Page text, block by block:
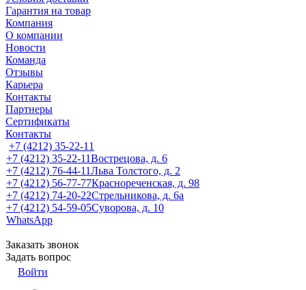
Гарантия на товар
Компания
О компании
Новости
Команда
Отзывы
Карьера
Контакты
Партнеры
Сертификаты
Контакты
+7 (4212) 35-22-11
+7 (4212) 35-22-11Вострецова, д. 6
+7 (4212) 76-44-11Льва Толстого, д. 2
+7 (4212) 56-77-77Краснореченская, д. 98
+7 (4212) 74-20-22Стрельникова, д. 6а
+7 (4212) 54-59-05Суворова, д. 10
WhatsApp
Заказать звонок
Задать вопрос
Войти